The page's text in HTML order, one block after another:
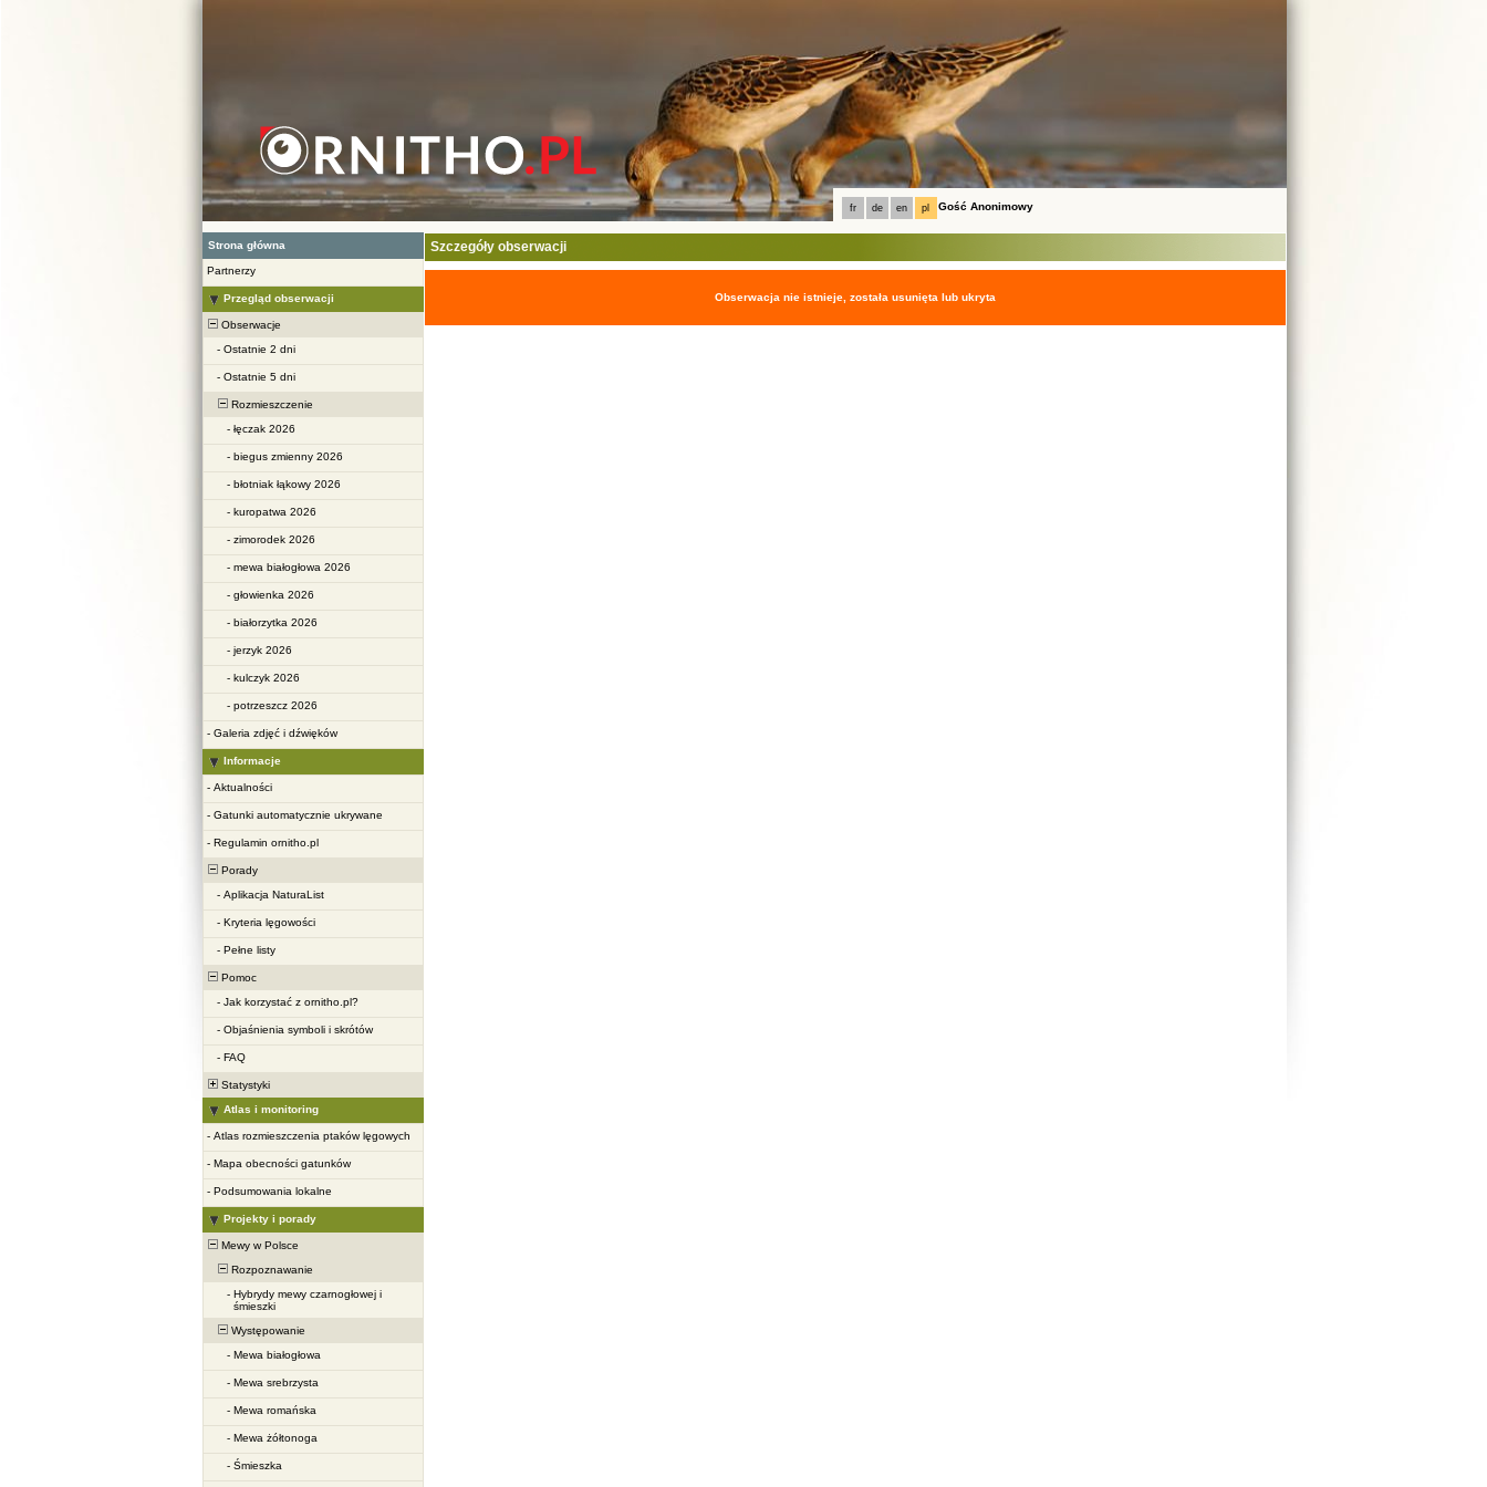
fr de en pl Gość Anonimowy
Strona główna
Partnerzy
Przegląd obserwacji
Obserwacje
- Ostatnie 2 dni
- Ostatnie 5 dni
Rozmieszczenie
- łęczak 2026
- biegus zmienny 2026
- błotniak łąkowy 2026
- kuropatwa 2026
- zimorodek 2026
- mewa białogłowa 2026
- głowienka 2026
- białorzytka 2026
- jerzyk 2026
- kulczyk 2026
- potrzeszcz 2026
- Galeria zdjęć i dźwięków
Informacje
- Aktualności
- Gatunki automatycznie ukrywane
- Regulamin ornitho.pl
Porady
- Aplikacja NaturaList
- Kryteria lęgowości
- Pełne listy
Pomoc
- Jak korzystać z ornitho.pl?
- Objaśnienia symboli i skrótów
- FAQ
Statystyki
Atlas i monitoring
- Atlas rozmieszczenia ptaków lęgowych
- Mapa obecności gatunków
- Podsumowania lokalne
Projekty i porady
Mewy w Polsce
Rozpoznawanie
- Hybrydy mewy czarnogłowej i
śmieszki
Występowanie
- Mewa białogłowa
- Mewa srebrzysta
- Mewa romańska
- Mewa żółtonoga
- Śmieszka
Szczegóły obserwacji
Obserwacja nie istnieje, została usunięta lub ukryta